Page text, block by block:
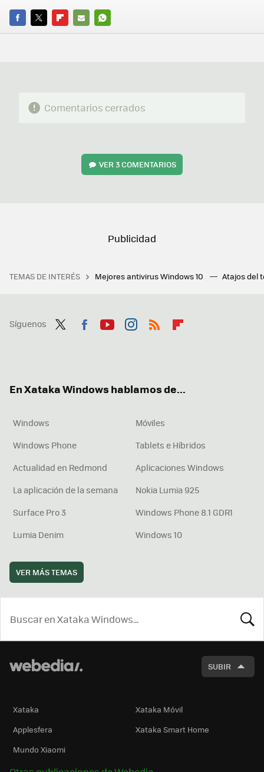
FACEBOOK
TWITTERFLIPBOARD
E-
WHATSAPP
Comentarios cerrados
VER3 COMENTARIOS
TEMAS DE INTERÉS Mejores antivirus Windows 10 Atajos del
Síguenos
En Xataka Windows hablamos de...
Windows
Móviles
Windows Phone
Tablets e Híbridos
Actualidad en Redmond
Aplicaciones Windows
La aplicación de la semana
Nokia Lumia 925
Surface Pro 3
Windows Phone 8.1 GDR1
Lumia Denim
Windows 10
VER MÁS TEMAS
SUBIR
Xataka
Xataka Móvil
Applesfera
Xataka Smart Home
Mundo Xiaomi